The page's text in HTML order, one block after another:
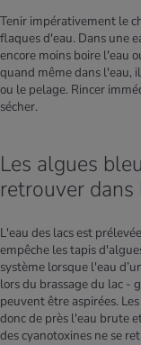
Tenir impérativement le
flaques d'eau. Dans une
encore moins boire l'eau
quand même dans l'eau,
ou le pelage. Rincer
sécher.
Les algues
retrouver
L'eau des lacs est
empêche les tapis
système lorsque l'eau
lors du brassage du lac -
peuvent être aspirées.
donc de près l'eau brute
des cyanotoxines ne se